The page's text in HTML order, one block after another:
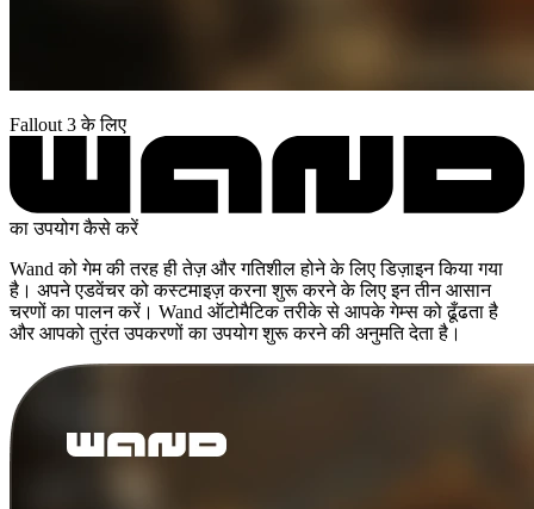
Fallout 3 के लिए
का उपयोग कैसे करें
Wand को गेम की तरह ही तेज़ और गतिशील होने के लिए डिज़ाइन किया गया
है। अपने एडवेंचर को कस्टमाइज़ करना शुरू करने के लिए इन तीन आसान
चरणों का पालन करें। Wand ऑटोमैटिक तरीके से आपके गेम्स को ढूँढता है
और आपको तुरंत उपकरणों का उपयोग शुरू करने की अनुमति देता है।